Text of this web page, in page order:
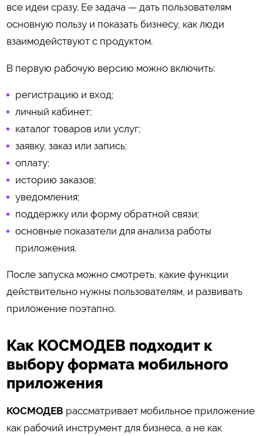
все идеи сразу. Ее задача — дать пользователям
основную пользу и показать бизнесу, как люди
взаимодействуют с продуктом.
В первую рабочую версию можно включить:
регистрацию и вход;
личный кабинет;
каталог товаров или услуг;
заявку, заказ или запись;
оплату;
историю заказов;
уведомления;
поддержку или форму обратной связи;
основные показатели для анализа работы
приложения.
После запуска можно смотреть, какие функции
действительно нужны пользователям, и развивать
приложение поэтапно.
Как КОСМОДЕВ подходит к
выбору формата мобильного
приложения
КОСМОДЕВ рассматривает мобильное приложение
как рабочий инструмент для бизнеса, а не как